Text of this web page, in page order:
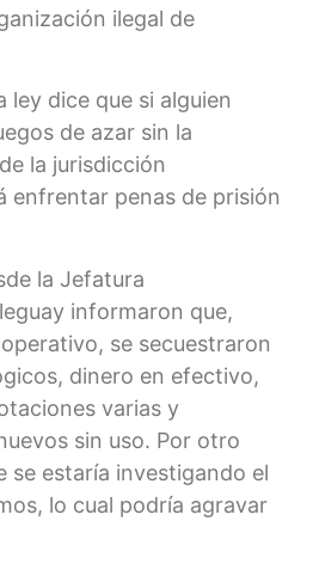
ilegal de
ley dice que si alguien
de azar sin la
la jurisdicción
enfrentar penas de prisión
la Jefatura
informaron que,
se secuestraron
dinero en efectivo,
varias y
sin uso. Por otro
se estaría investigando el
lo cual podría agravar